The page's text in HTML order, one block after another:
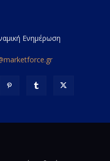
Ενημέρωση